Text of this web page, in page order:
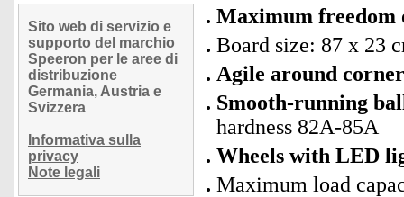
Sito web di servizio e
supporto del marchio
Speeron per le aree di
distribuzione
Germania, Austria e
Svizzera
Informativa sulla
privacy
Note legali
Maximum freedom
Board size: 87 x 23
Agile around
Smooth-running
hardness 82A-85A
Wheels with LED
Maximum load